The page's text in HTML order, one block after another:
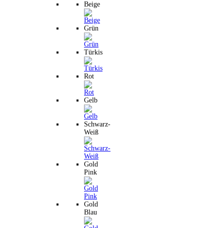
Beige
Grün
Türkis
Rot
Gelb
Schwarz-
Weiß
Gold
Pink
Gold
Blau